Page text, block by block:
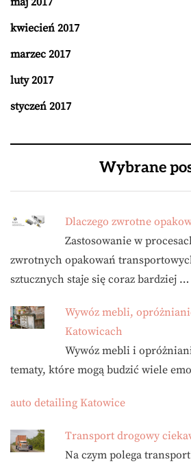
kwiecień 2017
marzec 2017
luty 2017
styczeń 2017
Wybrane
Dlaczego zwrotne
Zastosowanie w
zwrotnych opakowań
sztucznych staje się coraz bardziej …
Wywóz mebli,
Katowicach
Wywóz mebli i
tematy, które mogą budzić wiele
auto detailing Katowice
Transport drogowy
Na czym polega